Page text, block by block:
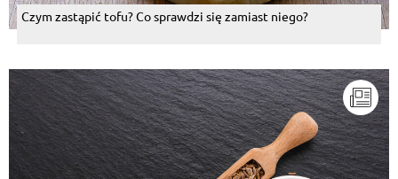
Czym zastąpić tofu? Co sprawdzi się zamiast niego?